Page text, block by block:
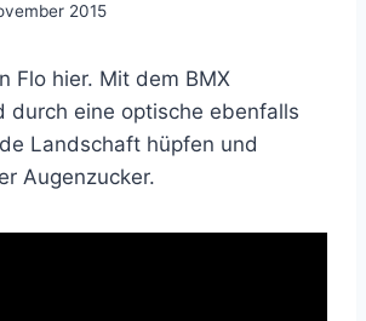
2015
Flo hier. Mit dem BMX
durch eine optische ebenfalls
Landschaft hüpfen und
Augenzucker.